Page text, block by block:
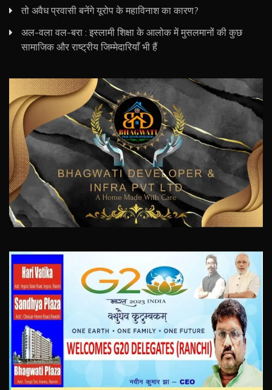
तो अवैध प्रवासी बनेंगे यूरोप के महाविनाश का कारण?
अल-वला वल-बरा : इस्लामी शिक्षा के आलोक में मुसलमानों की कुछ
सामाजिक और राष्ट्रीय जिम्मेदारियाँ भी हैं